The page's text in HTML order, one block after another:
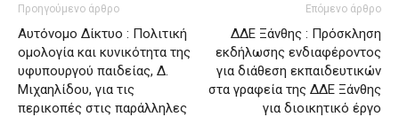
Προηγούμενο άρθρο
Αυτόνομο Δίκτυο : Πολιτική
ομολογία και κυνικότητα της
υφυπουργού παιδείας, Δ.
Μιχαηλίδου, για τις
περικοπές στις παράλληλες
Επόμενο άρθρο
ΔΔΕ Ξάνθης : Πρόσκληση
εκδήλωσης ενδιαφέροντος
για διάθεση εκπαιδευτικών
στα γραφεία της ΔΔΕ Ξάνθης
για διοικητικό έργο